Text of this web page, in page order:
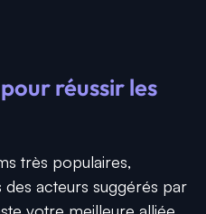
réussir les
très populaires,
acteurs suggérés par